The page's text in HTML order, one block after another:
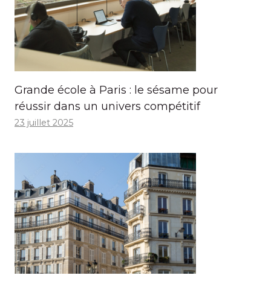
Grande école à Paris : le sésame pour
réussir dans un univers compétitif
23 juillet 2025